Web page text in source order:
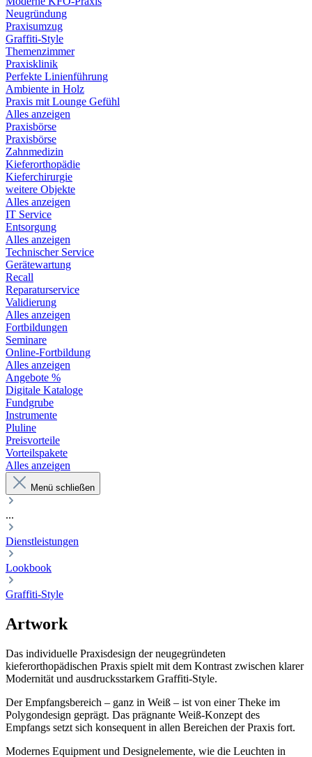
Neugründung
Praxisumzug
Graffiti-Style
Themenzimmer
Praxisklinik
Perfekte Linienführung
Ambiente in Holz
Praxis mit Lounge Gefühl
Alles anzeigen
Praxisbörse
Praxisbörse
Zahnmedizin
Kieferorthopädie
Kieferchirurgie
weitere Objekte
Alles anzeigen
IT Service
Entsorgung
Alles anzeigen
Technischer Service
Gerätewartung
Recall
Reparaturservice
Validierung
Alles anzeigen
Fortbildungen
Seminare
Online-Fortbildung
Alles anzeigen
Angebote %
Digitale Kataloge
Fundgrube
Instrumente
Pluline
Preisvorteile
Vorteilspakete
Alles anzeigen
Menü schließen
...
Dienstleistungen
Lookbook
Graffiti-Style
Artwork
Das individuelle Praxisdesign der neugegründeten
kieferorthopädischen Praxis spielt mit dem Kontrast zwischen klarer
Modernität und ausdrucksstarkem Graffiti-Style.
Der Empfangsbereich – ganz in Weiß – ist von einer Theke im
Polygondesign geprägt. Das prägnante Weiß-Konzept des
Empfangs setzt sich konsequent in allen Bereichen der Praxis fort.
Modernes Equipment und Designelemente, wie die Leuchten in